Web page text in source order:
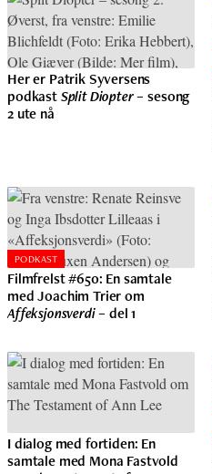
Her er Patrik Syversens
podkastSplit Diopter– sesong
2 ute nå
PODKAST
Filmfrelst #650: En samtale
med Joachim Trier om
Affeksjonsverdi– del 1
I dialog med fortiden: En
samtale med Mona Fastvold